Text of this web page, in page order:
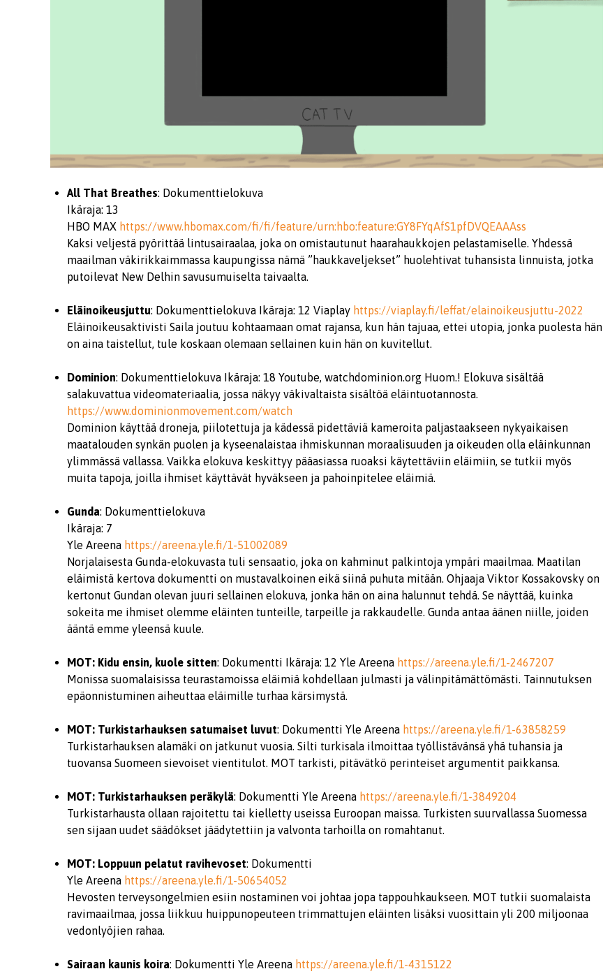
All That Breathes: Dokumenttielokuva
Ikäraja: 13
HBO MAX https://www.hbomax.com/fi/fi/feature/urn:hbo:feature:GY8FYqAfS1pfDVQEAAAss
Kaksi veljestä pyörittää lintusairaalaa, joka on omistautunut haarahaukkojen pelastamiselle. Yhdessä
maailman väkirikkaimmassa kaupungissa nämä ”haukkaveljekset” huolehtivat tuhansista linnuista, jotka
putoilevat New Delhin savusumuiselta taivaalta.
Eläinoikeusjuttu: Dokumenttielokuva Ikäraja: 12 Viaplay https://viaplay.fi/leffat/elainoikeusjuttu-2022
Eläinoikeusaktivisti Saila joutuu kohtaamaan omat rajansa, kun hän tajuaa, ettei utopia, jonka puolesta hän
on aina taistellut, tule koskaan olemaan sellainen kuin hän on kuvitellut.
Dominion: Dokumenttielokuva Ikäraja: 18 Youtube, watchdominion.org Huom.! Elokuva sisältää
salakuvattua videomateriaalia, jossa näkyy väkivaltaista sisältöä eläintuotannosta.
https://www.dominionmovement.com/watch
Dominion käyttää droneja, piilotettuja ja kädessä pidettäviä kameroita paljastaakseen nykyaikaisen
maatalouden synkän puolen ja kyseenalaistaa ihmiskunnan moraalisuuden ja oikeuden olla eläinkunnan
ylimmässä vallassa. Vaikka elokuva keskittyy pääasiassa ruoaksi käytettäviin eläimiin, se tutkii myös
muita tapoja, joilla ihmiset käyttävät hyväkseen ja pahoinpitelee eläimiä.
Gunda: Dokumenttielokuva
Ikäraja: 7
Yle Areena https://areena.yle.fi/1-51002089
Norjalaisesta Gunda-elokuvasta tuli sensaatio, joka on kahminut palkintoja ympäri maailmaa. Maatilan
eläimistä kertova dokumentti on mustavalkoinen eikä siinä puhuta mitään. Ohjaaja Viktor Kossakovsky on
kertonut Gundan olevan juuri sellainen elokuva, jonka hän on aina halunnut tehdä. Se näyttää, kuinka
sokeita me ihmiset olemme eläinten tunteille, tarpeille ja rakkaudelle. Gunda antaa äänen niille, joiden
ääntä emme yleensä kuule.
MOT: Kidu ensin, kuole sitten: Dokumentti Ikäraja: 12 Yle Areena https://areena.yle.fi/1-2467207
Monissa suomalaisissa teurastamoissa eläimiä kohdellaan julmasti ja välinpitämättömästi. Tainnutuksen
epäonnistuminen aiheuttaa eläimille turhaa kärsimystä.
MOT: Turkistarhauksen satumaiset luvut: Dokumentti Yle Areena https://areena.yle.fi/1-63858259
Turkistarhauksen alamäki on jatkunut vuosia. Silti turkisala ilmoittaa työllistävänsä yhä tuhansia ja
tuovansa Suomeen sievoiset vientitulot. MOT tarkisti, pitävätkö perinteiset argumentit paikkansa.
MOT: Turkistarhauksen peräkylä: Dokumentti Yle Areena https://areena.yle.fi/1-3849204
Turkistarhausta ollaan rajoitettu tai kielletty useissa Euroopan maissa. Turkisten suurvallassa Suomessa
sen sijaan uudet säädökset jäädytettiin ja valvonta tarhoilla on romahtanut.
MOT: Loppuun pelatut ravihevoset: Dokumentti
Yle Areena https://areena.yle.fi/1-50654052
Hevosten terveysongelmien esiin nostaminen voi johtaa jopa tappouhkaukseen. MOT tutkii suomalaista
ravimaailmaa, jossa liikkuu huippunopeuteen trimmattujen eläinten lisäksi vuosittain yli 200 miljoonaa
vedonlyöjien rahaa.
Sairaan kaunis koira: Dokumentti Yle Areena https://areena.yle.fi/1-4315122